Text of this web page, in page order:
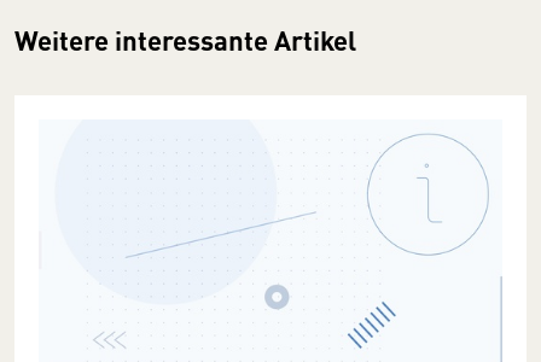
Weitere interessante Artikel